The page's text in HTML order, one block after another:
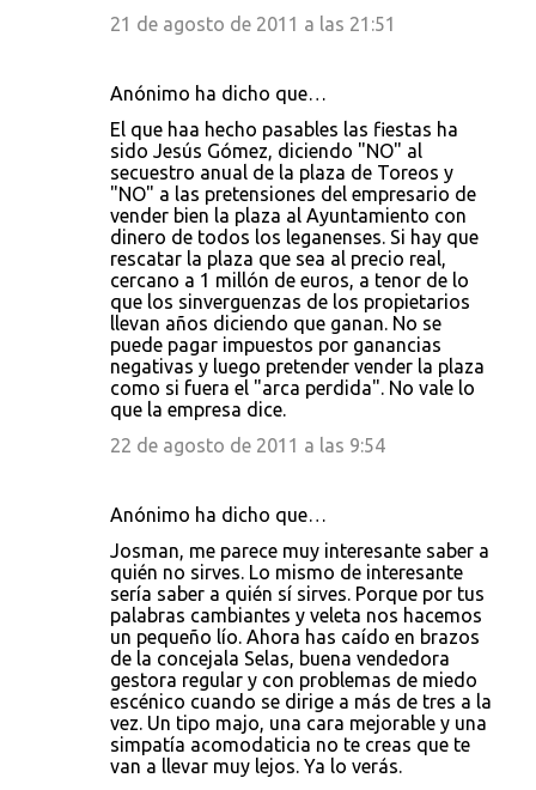
21 de agosto de 2011 a las 21:51
Anónimo ha dicho que…
El que haa hecho pasables las fiestas ha
sido Jesús Gómez, diciendo "NO" al
secuestro anual de la plaza de Toreos y
"NO" a las pretensiones del empresario de
vender bien la plaza al Ayuntamiento con
dinero de todos los leganenses. Si hay que
rescatar la plaza que sea al precio real,
cercano a 1 millón de euros, a tenor de lo
que los sinverguenzas de los propietarios
llevan años diciendo que ganan. No se
puede pagar impuestos por ganancias
negativas y luego pretender vender la plaza
como si fuera el "arca perdida". No vale lo
que la empresa dice.
22 de agosto de 2011 a las 9:54
Anónimo ha dicho que…
Josman, me parece muy interesante saber a
quién no sirves. Lo mismo de interesante
sería saber a quién sí sirves. Porque por tus
palabras cambiantes y veleta nos hacemos
un pequeño lío. Ahora has caído en brazos
de la concejala Selas, buena vendedora
gestora regular y con problemas de miedo
escénico cuando se dirige a más de tres a la
vez. Un tipo majo, una cara mejorable y una
simpatía acomodaticia no te creas que te
van a llevar muy lejos. Ya lo verás.